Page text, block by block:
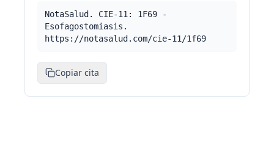
NotaSalud. CIE-11: 1F69 -
Esofagostomiasis.
https://notasalud.com/cie-11/1f69
Copiar cita